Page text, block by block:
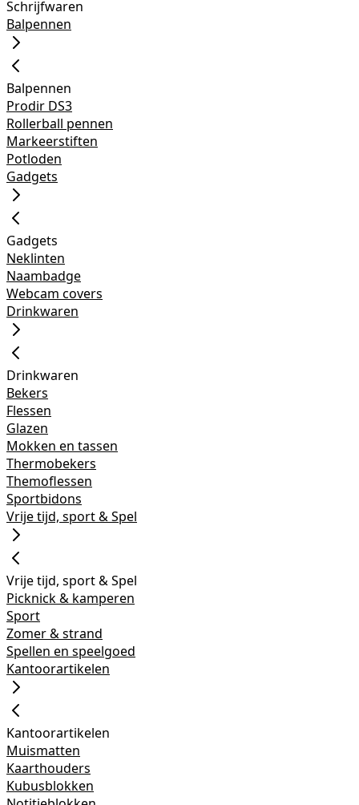
Schrijfwaren
Balpennen
Balpennen
Prodir DS3
Rollerball pennen
Markeerstiften
Potloden
Gadgets
Gadgets
Neklinten
Naambadge
Webcam covers
Drinkwaren
Drinkwaren
Bekers
Flessen
Glazen
Mokken en tassen
Thermobekers
Themoflessen
Sportbidons
Vrije tijd, sport & Spel
Vrije tijd, sport & Spel
Picknick & kamperen
Sport
Zomer & strand
Spellen en speelgoed
Kantoorartikelen
Kantoorartikelen
Muismatten
Kaarthouders
Kubusblokken